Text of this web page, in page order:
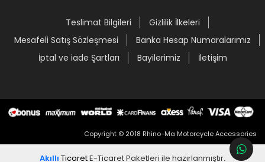
Teslimat Bilgileri
Gizlilik İlkeleri
Mesafeli Satış Sözleşmesi
Banka Hesap Numaralarımız
İptal ve iade Şartları
Bayilerimiz İletişim
Copyright © 2018 Rhino-Ma Motorcycle Accessories
Akıllı TicaretE-Ticaret Paketleri ile hazırlanmıştır.